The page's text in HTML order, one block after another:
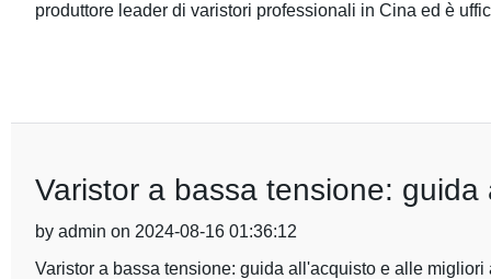
produttore leader di varistori professionali in Cina ed è
Varistor a bassa tensione:
by admin on 2024-08-16 01:36:12
Varistor a bassa tensione: guida all'acquisto e alle